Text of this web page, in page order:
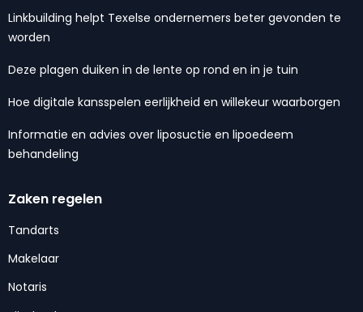
Linkbuilding helpt Texelse ondernemers beter gevonden te
worden
Deze plagen duiken in de lente op rond en in je tuin
Hoe digitale kansspelen eerlijkheid en willekeur waarborgen
Informatie en advies over liposuctie en lipoedeem
behandeling
Zaken regelen
Tandarts
Makelaar
Notaris